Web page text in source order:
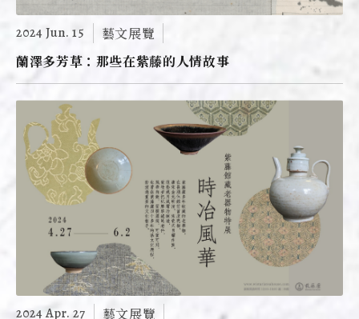
2024 Jun. 15
藝文展覽
蘭澤多芳草：那些在紫藤的人情故事
2024 Apr. 27 藝文展覽